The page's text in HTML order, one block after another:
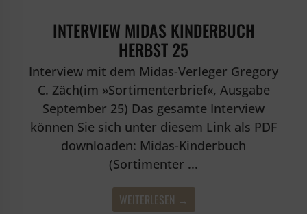
INTERVIEW MIDAS KINDERBUCH
HERBST 25
Interview mit dem Midas-Verleger Gregory
C. Zäch(im »Sortimenterbrief«, Ausgabe
September 25) Das gesamte Interview
können Sie sich unter diesem Link als PDF
downloaden: Midas-Kinderbuch
(Sortimenter ...
WEITERLESEN →